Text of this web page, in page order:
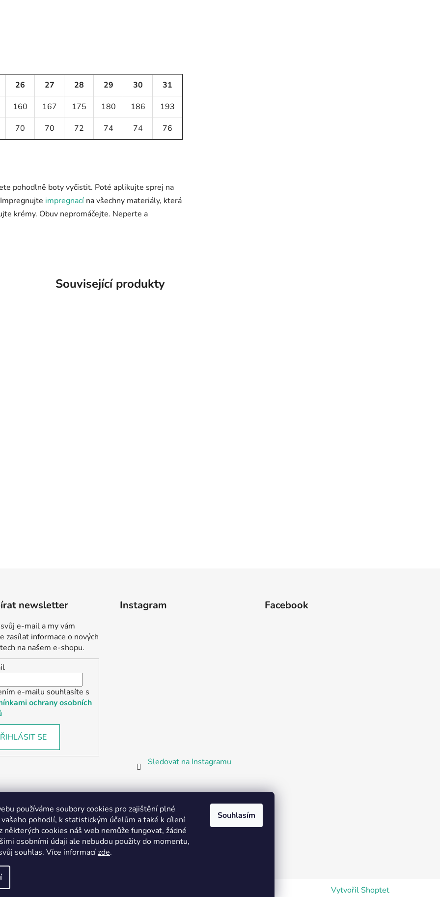
používáme soubory cookies pro zajištění plné
pohodlí, k statistickým účelům a také k cílení
některých cookies náš web nemůže fungovat, žádné
osobními údaji ale nebudou použity do momentu,
souhlas. Více informacízde.
Souhlasím
26 27 28 29 30
31
160
167 175 180 186
193
70
70 72 74 74 76
pohodlně boty vyčistit. Poté aplikujte sprej na
impregnací na všechny materiály, která
krémy. Obuv nepromáčejte. Neperte a
Související produkty
newsletter
e-mail a my vám
zasílat informace o nových
na našem e-shopu.
e-mailu souhlasíte s
ochrany osobních
SE
Instagram
Sledovat na Instagramu
Facebook
Partnerská prodejna Barefoot Plzeň
Vytvořil Shoptet